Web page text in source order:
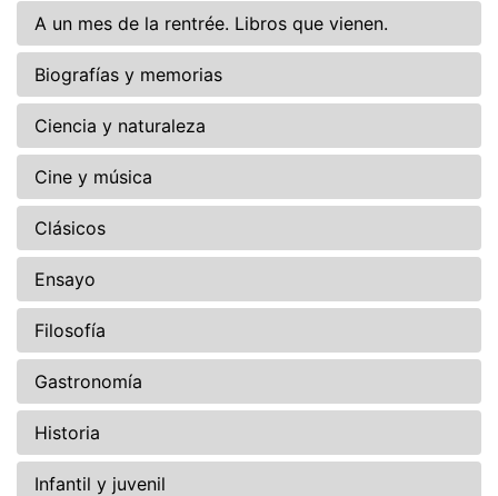
A un mes de la rentrée. Libros que vienen.
Biografías y memorias
Ciencia y naturaleza
Cine y música
Clásicos
Ensayo
Filosofía
Gastronomía
Historia
Infantil y juvenil